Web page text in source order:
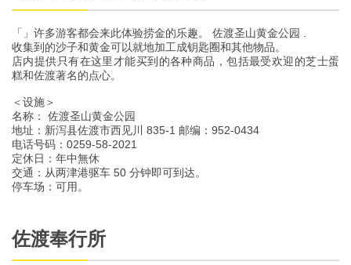
「」许多游客都会来此体验捞金的乐趣。 佐渡圣山黄金公园 .
收集到的沙子和黄金可以就地加工成钥匙圈和其他物品。
店内提供只有在这里才能买到的各种商品，包括最受欢迎的芝士蛋
糕和佐渡著名的点心。
＜设施＞
名称： 佐渡圣山黄金公园
地址：新泻县佐渡市西见川 835-1 邮编：952-0434
电话号码：0259-58-2021
定休日：年中無休
交通：从两津港驱车 50 分钟即可到达。
停车场：可用。
佐渡奉行所